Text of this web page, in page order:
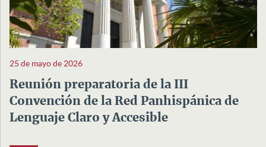
25 de mayo de 2026
Reunión preparatoria de la III
Convención de la Red Panhispánica de
Lenguaje Claro y Accesible